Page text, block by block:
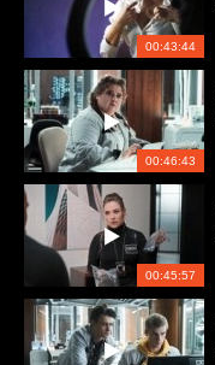
00:43:44
00:46:43
00:45:57